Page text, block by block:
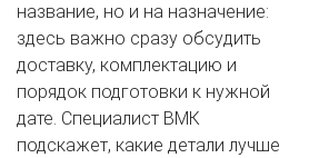
название, но и на назначение:
здесь важно сразу обсудить
доставку, комплектацию и
порядок подготовки к нужной
дате. Специалист ВМК
подскажет, какие детали лучше